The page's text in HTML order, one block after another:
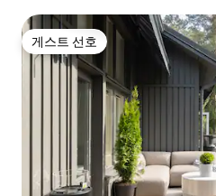
게스트 선호
게스트 선호